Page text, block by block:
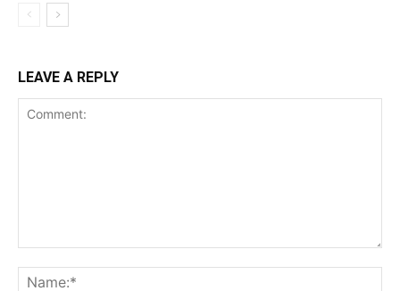
LEAVE A REPLY